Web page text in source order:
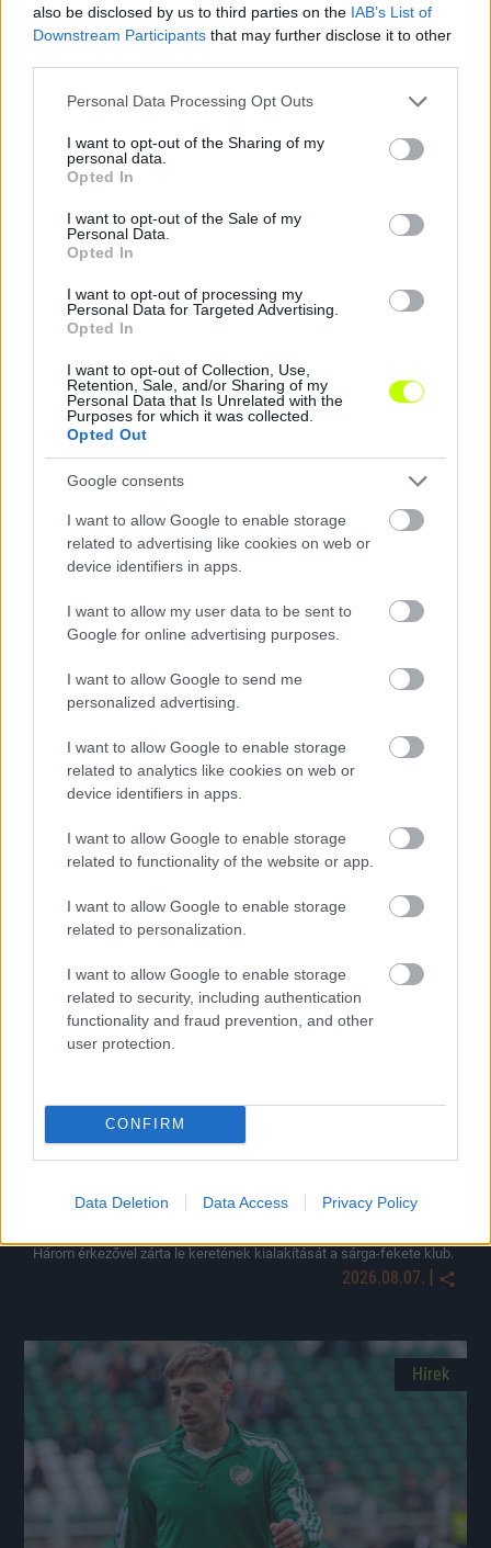
also be disclosed by us to third parties on the IAB’s List of
Downstream Participants that may further disclose it to other
Please note that this website/app uses one or more Google
not limited to your visit or usage behaviour. You may click to
grant or deny consent to Google and its third-party tags to
use your data for below specified purposes in below Google
consent section.
Personal Data Processing Opt Outs
I want to opt-out of the Sharing of my
personal data.
Opted In
I want to opt-out of the Sale of my
Personal Data.
Opted In
I want to opt-out of processing my
Personal Data for Targeted Advertising.
Opted In
I want to opt-out of Collection, Use,
Retention, Sale, and/or Sharing of my
Personal Data that Is Unrelated with the
Purposes for which it was collected.
Opted Out
Google consents
I want to allow Google to enable storage
related to advertising like cookies on web or
device identifiers in apps.
I want to allow my user data to be sent to
Google for online advertising purposes.
I want to allow Google to send me
personalized advertising.
I want to allow Google to enable storage
related to analytics like cookies on web or
device identifiers in apps.
I want to allow Google to enable storage
related to functionality of the website or app.
I want to allow Google to enable storage
related to personalization.
I want to allow Google to enable storage
related to security, including authentication
functionality and fraud prevention, and other
user protection.
CONFIRM
Data Deletion Data Access Privacy Policy
KAPCSOLÓDÓ HÍREK
Hírek
Hosszabbított a Honvéd külföldre vágyó fiatal
tehetsége
Három évvel hosszabbított a Kispest-Honvéddal a mindössze 17
éves Kovács Erik, aki már 16 évesen bemutatkozott az első
csapatban.
2026.08.08. |
Hírek
Meglepetés a semmiből: a Liverpool kölcsönveszi a
Barca védőjét
Ronald Araújót egy évre szerzi meg a Pool a katalán gigásztól, s
opciós joga is lesz a klubnak a több poszton is bevethető uruguayi
2026.08.08.
Hírek
Három érkezővel zárta le keretének kialakítását a sárga-fekete klub.
2026.08.07. |
Hírek